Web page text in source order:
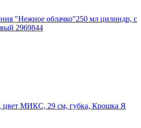
"Нежное облачко"250 мл цилиндр, с
2969844
цвет МИКС, 29 см, губка, Крошка Я